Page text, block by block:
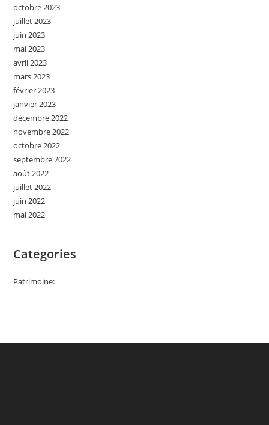
octobre 2023
juillet 2023
juin 2023
mai 2023
avril 2023
mars 2023
février 2023
janvier 2023
décembre 2022
novembre 2022
octobre 2022
septembre 2022
août 2022
juillet 2022
juin 2022
mai 2022
Categories
Patrimoine: